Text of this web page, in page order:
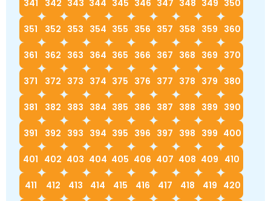
341 342 343 344 345 346 347 348 349 350
351 352 353 354 355 356 357 358 359 360
361 362 363 364 365 366 367 368 369 370
371 372 373 374 375 376 377 378 379 380
381 382 383 384 385 386 387 388 389 390
391 392 393 394 395 396 397 398 399 400
401 402 403 404 405 406 407 408 409 410
411 412 413 414 415 416 417 418 419 420